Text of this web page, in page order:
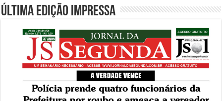
Última edição impressa